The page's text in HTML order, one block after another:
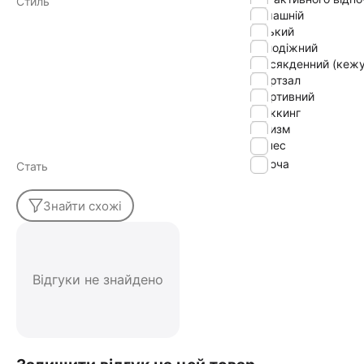
домашній
міський
молодіжний
повсякденний
спортзал
спортивний
треккинг
туризм
фітнес
Стать
Жіноча
Знайти схожі
Відгуки не знайдено